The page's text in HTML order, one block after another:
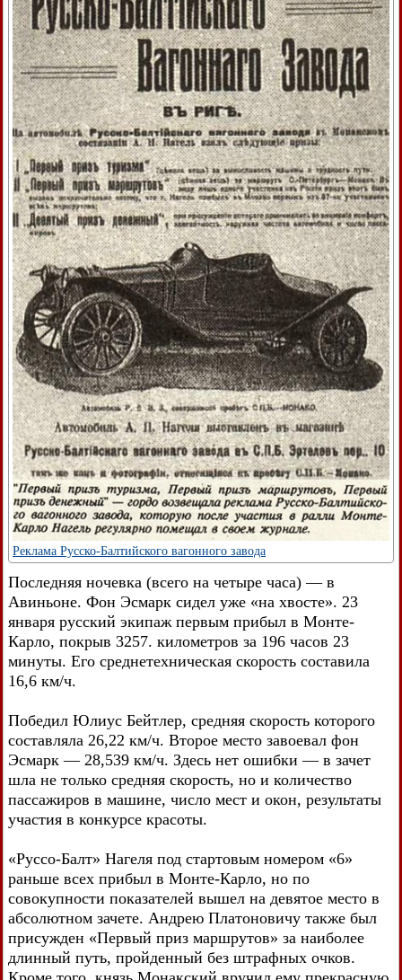
Реклама Русско-Балтийского вагонного завода
Последняя ночевка (всего на четыре часа) — в
Авиньоне. Фон Эсмарк сидел уже «на хвосте». 23
января русский экипаж первым прибыл в Монте-
Карло, покрыв 3257. километров за 196 часов 23
минуты. Его среднетехническая скорость составила
16,6 км/ч.
Победил Юлиус Бейтлер, средняя скорость которого
составляла 26,22 км/ч. Второе место завоевал фон
Эсмарк — 28,539 км/ч. Здесь нет ошибки — в зачет
шла не только средняя скорость, но и количество
пассажиров в машине, число мест и окон, результаты
участия в конкурсе красоты.
«Руссо-Балт» Нагеля под стартовым номером «6»
раньше всех прибыл в Монте-Карло, но по
совокупности показателей вышел на девятое место в
абсолютном зачете. Андрею Платоновичу также был
присужден «Первый приз маршрутов» за наиболее
длинный путь, пройденный без штрафных очков.